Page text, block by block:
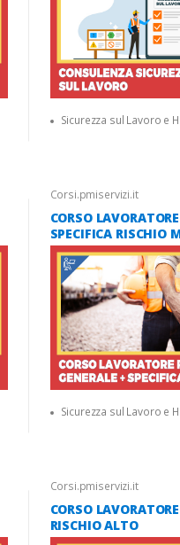
Sicurezza sul Lavoro e
Corsi.pmiservizi.it
CORSO
SPECIFICA RISCHIO
Sicurezza sul Lavoro e
Corsi.pmiservizi.it
CORSO
RISCHIO ALTO